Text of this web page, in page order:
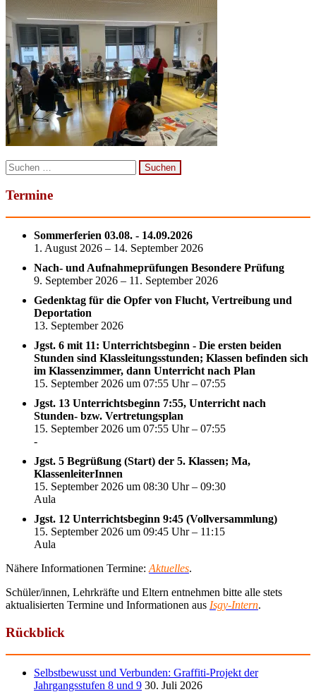
Suchen
nach:
Termine
Sommerferien 03.08. - 14.09.2026
1. August 2026 – 14. September 2026
Nach- und Aufnahmeprüfungen Besondere Prüfung
9. September 2026 – 11. September 2026
Gedenktag für die Opfer von Flucht, Vertreibung und
Deportation
13. September 2026
Jgst. 6 mit 11: Unterrichtsbeginn - Die ersten beiden
Stunden sind Klassleitungsstunden; Klassen befinden sich
im Klassenzimmer, dann Unterricht nach Plan
15. September 2026 um 07:55 Uhr – 07:55
Jgst. 13 Unterrichtsbeginn 7:55, Unterricht nach
Stunden- bzw. Vertretungsplan
15. September 2026 um 07:55 Uhr – 07:55
-
Jgst. 5 Begrüßung (Start) der 5. Klassen; Ma,
KlassenleiterInnen
15. September 2026 um 08:30 Uhr – 09:30
Aula
Jgst. 12 Unterrichtsbeginn 9:45 (Vollversammlung)
15. September 2026 um 09:45 Uhr – 11:15
Aula
Nähere Informationen Termine: Aktuelles.
Schüler/innen, Lehrkräfte und Eltern entnehmen bitte alle stets
aktualisierten Termine und Informationen aus Isgy-Intern.
Rückblick
Selbstbewusst und Verbunden: Graffiti-Projekt der
Jahrgangsstufen 8 und 9 30. Juli 2026